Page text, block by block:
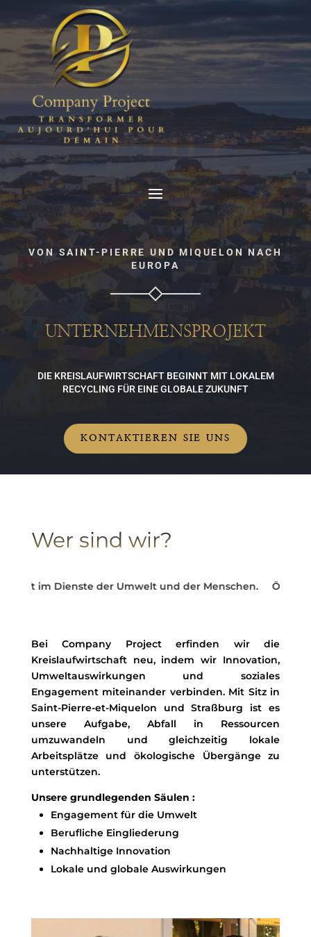
VON SAINT-PIERRE UND MIQUELON NACH
EUROPA
UNTERNEHMENSPROJEKT
DIE KREISLAUFWIRTSCHAFT BEGINNT MIT LOKALEM
RECYCLING FÜR EINE GLOBALE ZUKUNFT
KONTAKTIEREN SIE UNS
Wer sind wir?
im Dienste der Umwelt und der Menschen.
Bei Company Project erfinden wir die
Kreislaufwirtschaft neu, indem wir Innovation,
Umweltauswirkungen und soziales
Engagement miteinander verbinden. Mit Sitz in
Saint-Pierre-et-Miquelon und Straßburg ist es
unsere Aufgabe, Abfall in Ressourcen
umzuwandeln und gleichzeitig lokale
Arbeitsplätze und ökologische Übergänge zu
unterstützen.
Unsere grundlegenden Säulen :
Engagement für die Umwelt
Berufliche Eingliederung
Nachhaltige Innovation
Lokale und globale Auswirkungen